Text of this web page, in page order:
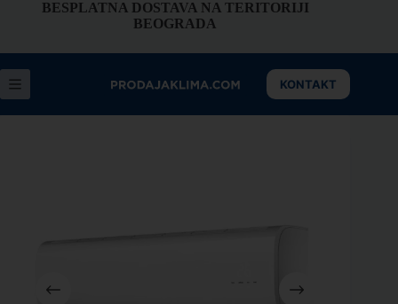
BESPLATNA DOSTAVA NA TERITORIJI
BEOGRADA
KONTAKT